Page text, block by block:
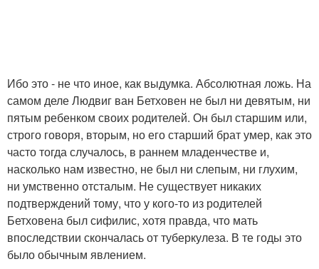
Ибо это - не что иное, как выдумка. Абсолютная ложь. На
самом деле Людвиг ван Бетховен не был ни девятым, ни
пятым ребенком своих родителей. Он был старшим или,
строго говоря, вторым, но его старший брат умер, как это
часто тогда случалось, в раннем младенчестве и,
насколько нам известно, не был ни слепым, ни глухим,
ни умственно отсталым. Не существует никаких
подтверждений тому, что у кого-то из родителей
Бетховена был сифилис, хотя правда, что мать
впоследствии скончалась от туберкулеза. В те годы это
было обычным явлением.